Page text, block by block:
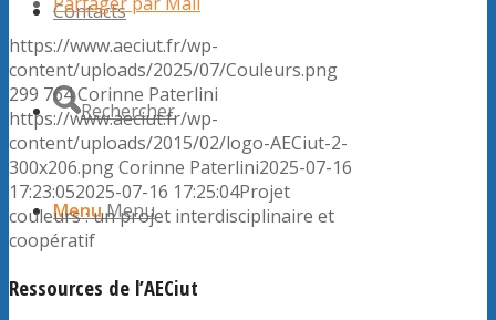
Contacts
Rechercher
MenuMenu
https://www.aeciut.fr/wp-
content/uploads/2025/07/Couleurs.png
299 764Corinne Paterlini
https://www.aeciut.fr/wp-
content/uploads/2015/02/logo-AECiut-2-
300x206.pngCorinne Paterlini2025-07-16
17:23:052025-07-16 17:25:04Projet
couleurs : un projet interdisciplinaire et
coopératif
Ressources de l’AECiut